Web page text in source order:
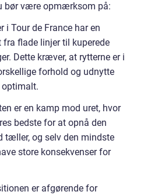
bør være opmærksom på:
i Tour de France har en
flade linjer til kuperede
Dette kræver, at rytterne er i
forhold og udnytte
optimalt.
er en kamp mod uret, hvor
bedste for at opnå den
tæller, og selv den mindste
store konsekvenser for
er afgørende for